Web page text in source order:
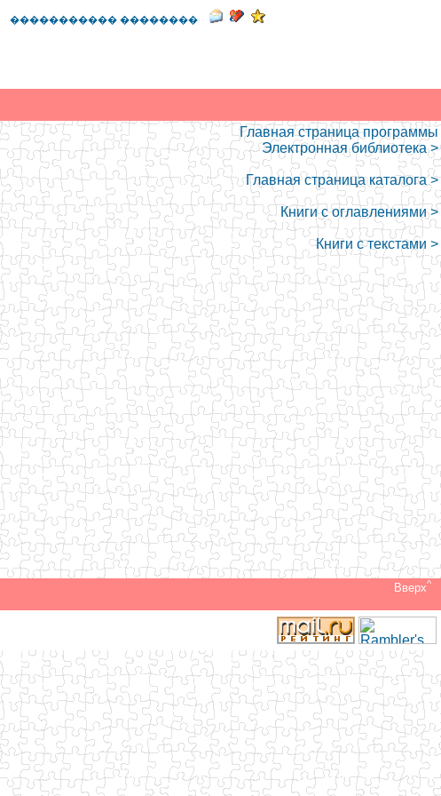
����������� ��������
Главная страница программы
Электронная библиотека >
Главная страница каталога >
Книги с оглавлениями >
Книги с текстами >
Вверх^